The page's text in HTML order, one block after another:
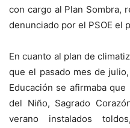
con cargo al Plan Sombra,
denunciado por el PSOE el
En cuanto al plan de
que el pasado mes de
Educación se afirmaba
del Niño, Sagrado
verano instalados